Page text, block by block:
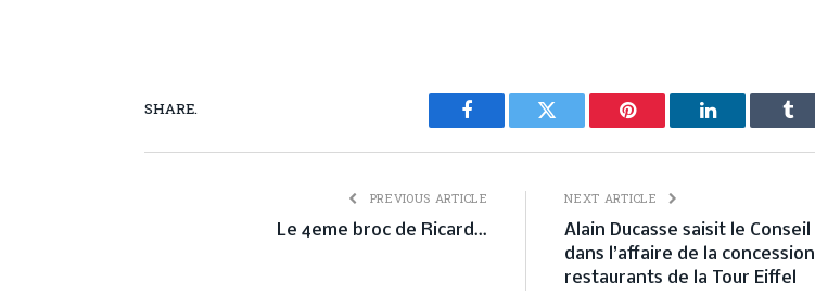
SHARE.
Facebook Twitter Pinterest LinkedIn
PREVIOUS ARTICLE
Le 4eme broc de Ricard…
NEXT ARTICLE
Alain Ducasse saisit le Conseil
dans l’affaire de la
restaurants de la Tour Eiffel